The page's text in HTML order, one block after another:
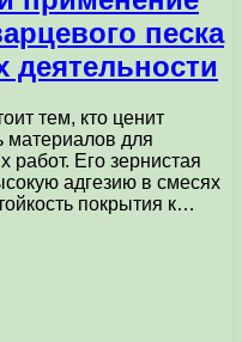
песка
деятельности
тем, кто ценит
материалов для
работ. Его зернистая
адгезию в смесях
покрытия к…